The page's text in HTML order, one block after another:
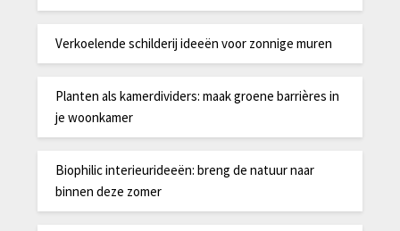
Verkoelende schilderij ideeën voor zonnige muren
Planten als kamerdividers: maak groene barrières in
je woonkamer
Biophilic interieurideeën: breng de natuur naar
binnen deze zomer